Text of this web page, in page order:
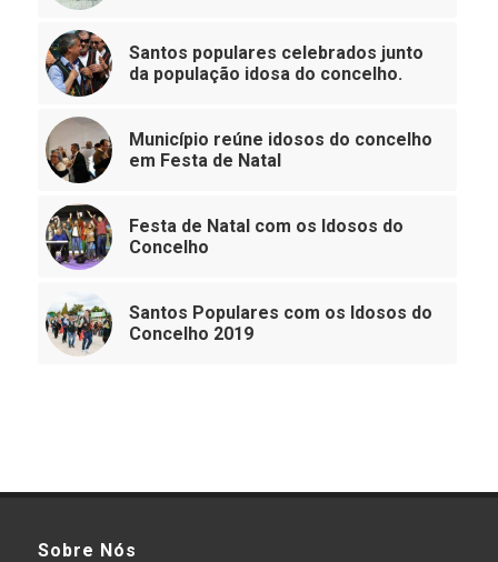
Santos populares celebrados junto
da população idosa do concelho.
Município reúne idosos do concelho
em Festa de Natal
Festa de Natal com os Idosos do
Concelho
Santos Populares com os Idosos do
Concelho 2019
Sobre Nós